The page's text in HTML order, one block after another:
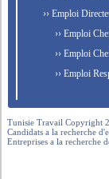
›› Emploi
›› Emploi
›› Emploi
›› Emploi
Tunisie Travail Copyright
Candidats a la recherche
Entreprises a la recherche